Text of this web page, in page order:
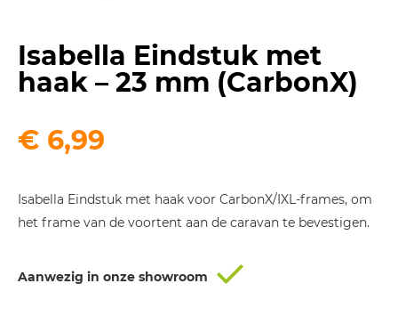
Isabella Eindstuk met
haak – 23 mm (CarbonX)
€ 6,99
Isabella Eindstuk met haak voor CarbonX/IXL-frames, om
het frame van de voortent aan de caravan te bevestigen.
Aanwezig in onze showroom